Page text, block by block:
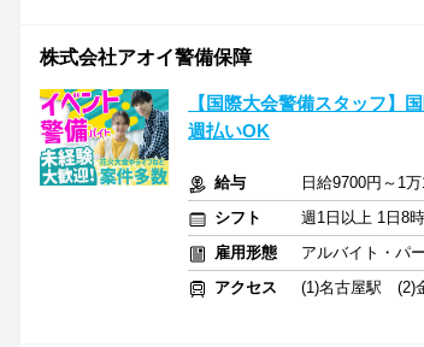
株式会社アオイ警備保障
【国際大会警備スタッフ】
週払いOK
給与
日給9700円～1
シフト
週1日以上 1日8
雇用形態
アルバイト・パ
アクセス
(1)名古屋駅 (2)